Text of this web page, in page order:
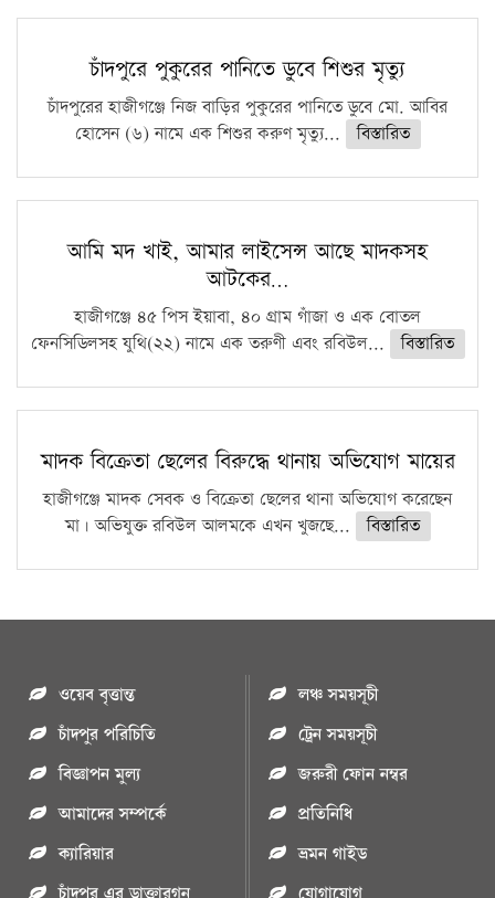
চাঁদপুরে পুকুরের পানিতে ডুবে শিশুর মৃত্যু
চাঁদপুরের হাজীগঞ্জে নিজ বাড়ির পুকুরের পানিতে ডুবে মো. আবির
হোসেন (৬) নামে এক শিশুর করুণ মৃত্যু...
বিস্তারিত
আমি মদ খাই, আমার লাইসেন্স আছে মাদকসহ
আটকের…
হাজীগঞ্জে ৪৫ পিস ইয়াবা, ৪০ গ্রাম গাঁজা ও এক বোতল
ফেনসিডিলসহ যুথি(২২) নামে এক তরুণী এবং রবিউল...
বিস্তারিত
মাদক বিক্রেতা ছেলের বিরুদ্ধে থানায় অভিযোগ মায়ের
হাজীগঞ্জে মাদক সেবক ও বিক্রেতা ছেলের থানা অভিযোগ করেছেন
মা। অভিযুক্ত রবিউল আলমকে এখন খুজছে...
বিস্তারিত
ওয়েব বৃত্তান্ত
চাঁদপুর পরিচিতি
বিজ্ঞাপন মুল্য
আমাদের সম্পর্কে
ক্যারিয়ার
লঞ্চ সময়সূচী
ট্রেন সময়সূচী
জরুরী ফোন নম্বর
প্রতিনিধি
ভ্রমন গাইড